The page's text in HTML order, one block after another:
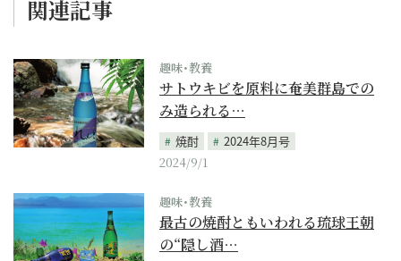
関連記事
趣味･教養
サトウキビを原料に奄美群島での
み造られる…
焼酎
2024年8月号
2024/9/1
趣味･教養
最古の焼酎ともいわれる琉球王朝
の“隠し酒…